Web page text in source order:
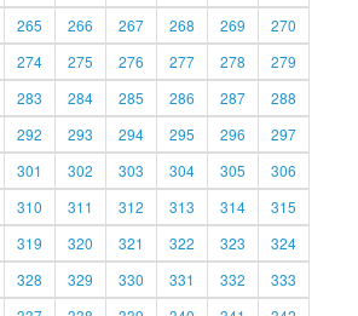
265 266 267 268 269
270
274 275 276 277 278
279
283 284 285 286 287
288
292 293 294 295 296
297
301 302 303 304 305
306
310 311 312 313 314
315
319 320 321 322 323
324
328 329 330 331 332
333